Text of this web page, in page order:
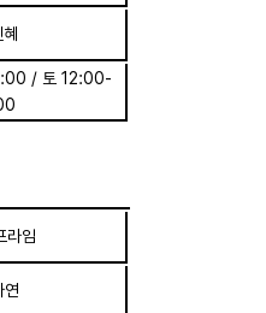
/ 토 12:00-
라임
연